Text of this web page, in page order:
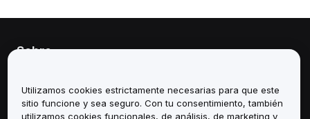
Sobre
Servicios
Utilizamos cookies estrictamente necesarias para que este
sitio funcione y sea seguro. Con tu consentimiento, también
utilizamos cookies funcionales, de análisis, de marketing y